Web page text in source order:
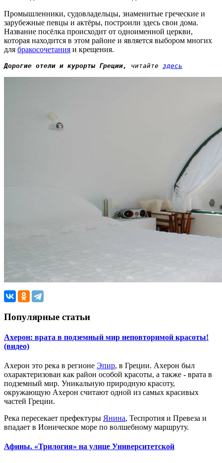
Промышленники, судовладельцы, знаменитые греческие и
зарубежные певцы и актёры, построили здесь свои дома.
Название посёлка происходит от одноименной церкви,
которая находится в этом районе и является выбором многих
для бракосочетания и крещения.
Дорогие отели и курорты Греции, читайте здесь
Популярные статьи
Ахерон: врата в подземный мир неповторимой красоты!
(видео)
Ахерон это река в регионе Эпир, в Греции. Ахерон был
охарактеризован как район особой красоты, а также - врата в
подземный мир. Уникальную природную красоту,
окружающую Ахерон считают одной из самых красивых
частей Греции.
Река пересекает префектуры Янина, Теспротия и Превеза и
впадает в Ионическое море по волшебному маршруту.
Афины. «Трилогия» на улице Университетской